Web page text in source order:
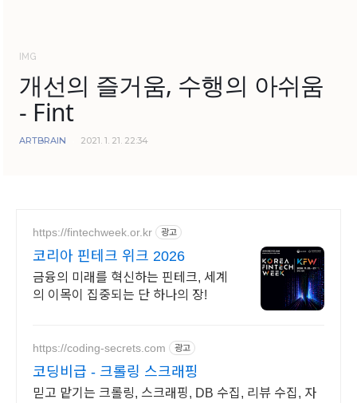
IMG
개선의 즐거움, 수행의 아쉬움
- Fint
ARTBRAIN 2021. 1. 21. 22:34
https://fintechweek.or.kr 광고
코리아 핀테크 위크 2026
금융의 미래를 혁신하는 핀테크, 세계
의 이목이 집중되는 단 하나의 장!
https://coding-secrets.com 광고
코딩비급 - 크롤링 스크래핑
믿고 맡기는 크롤링, 스크래핑, DB 수집, 리뷰 수집, 자